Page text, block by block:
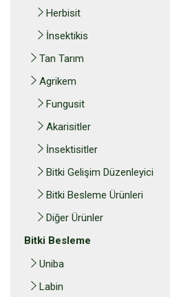
Herbisit
İnsektikis
Tan Tarım
Agrikem
Fungusit
Akarisitler
İnsektisitler
Bitki Gelişim Düzenleyici
Bitki Besleme Ürünleri
Diğer Ürünler
Bitki Besleme
Uniba
Labin